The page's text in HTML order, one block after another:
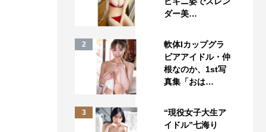
ダー美…
2
軟体Iカップグラ
ビアアイドル・仲
根なのか、1st写
真集「おは…
3
“現役女子大生ア
イドル”七海り